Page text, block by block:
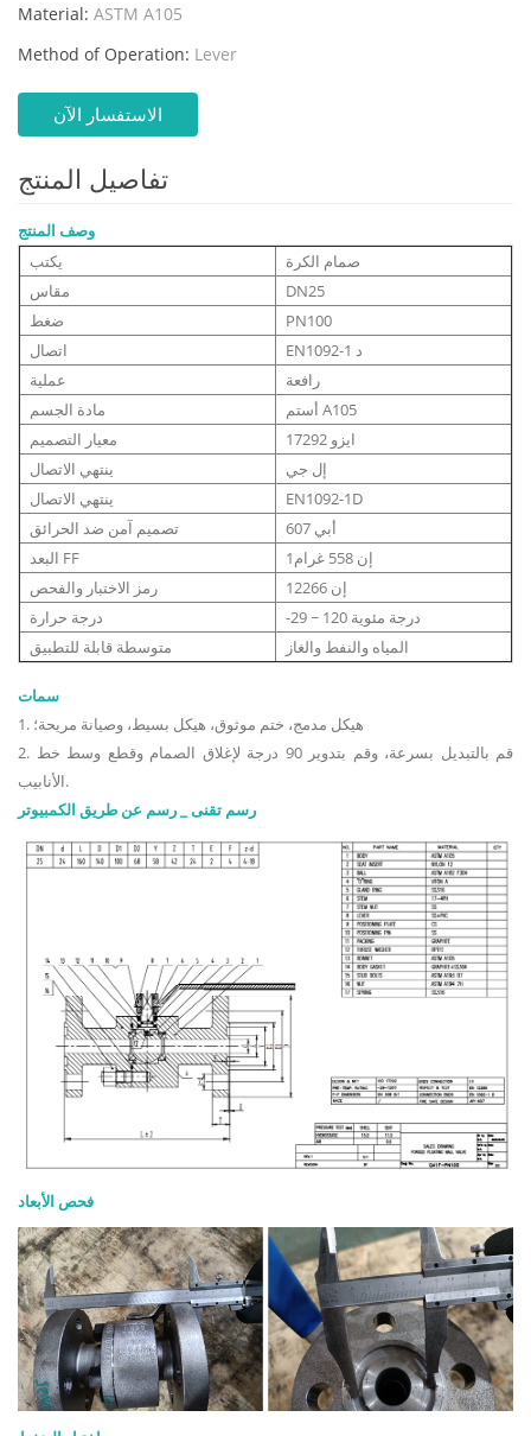
Material: ASTM A105
Method of Operation: Lever
الاستفسار الآن
تفاصيل المنتج
وصف المنتج
يكتب
صمام الكرة
مقاس
DN25
ضغط
PN100
اتصال
EN1092-1 د
عملية
رافعة
مادة الجسم
أستم A105
معيار التصميم
ايزو 17292
ينتهي الاتصال
إل جي
ينتهي الاتصال
EN1092-1D
تصميم آمن ضد الحرائق
أبي 607
البعد FF
إن 558 غرام1
رمز الاختبار والفحص
إن 12266
درجة حرارة
-29 ~ 120 درجة مئوية
متوسطة قابلة للتطبيق
المياه والنفط والغاز
سمات
1. هيكل مدمج، ختم موثوق، هيكل بسيط، وصيانة مريحة؛
2. قم بالتبديل بسرعة، وقم بتدوير 90 درجة لإغلاق الصمام وقطع وسط خط
الأنابيب.
رسم تقنى _ رسم عن طريق الكمبيوتر
فحص الأبعاد